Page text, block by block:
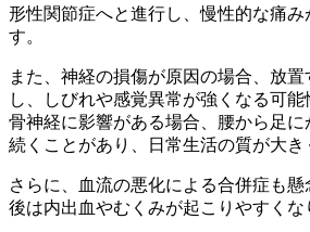
形性関節症へと進行し、慢性的な痛み
す。
また、神経の損傷が原因の場合、放
し、しびれや感覚異常が強くなる可
骨神経に影響がある場合、腰から足
続くことがあり、日常生活の質が大き
さらに、血流の悪化による合併症も
後は内出血やむくみが起こりやすくな